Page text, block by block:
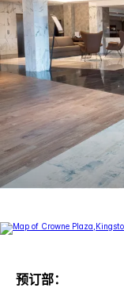
预订部：